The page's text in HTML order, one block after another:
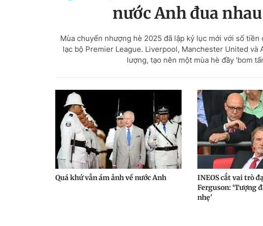
nước Anh đua
Mùa chuyển nhượng hè 2025 đã lập kỷ lục mới với số
lạc bộ Premier League. Liverpool, Manchester United
lượng, tạo nên một mùa hè đầy 'bom
Quá khứ vẫn ám ảnh về nước Anh
INEOS cắt vai trò
Ferguson: ‘Tượng
nhẹ'